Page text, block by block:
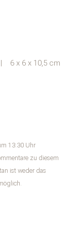
x 6 x 10,5 cm
13:30 Uhr
zu diesem
ist weder das